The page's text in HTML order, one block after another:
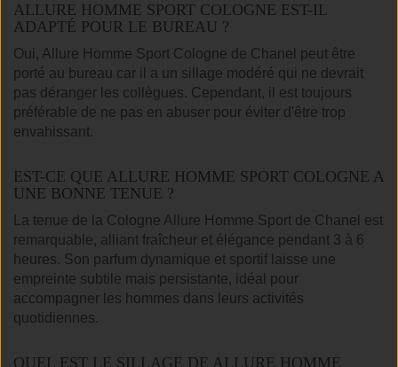
ALLURE HOMME SPORT COLOGNE EST-IL
ADAPTÉ POUR LE BUREAU ?
Oui, Allure Homme Sport Cologne de Chanel peut être
porté au bureau car il a un sillage modéré qui ne devrait
pas déranger les collègues. Cependant, il est toujours
préférable de ne pas en abuser pour éviter d'être trop
envahissant.
EST-CE QUE ALLURE HOMME SPORT COLOGNE A
UNE BONNE TENUE ?
La tenue de la Cologne Allure Homme Sport de Chanel est
remarquable, alliant fraîcheur et élégance pendant 3 à 6
heures. Son parfum dynamique et sportif laisse une
empreinte subtile mais persistante, idéal pour
accompagner les hommes dans leurs activités
quotidiennes.
QUEL EST LE SILLAGE DE ALLURE HOMME